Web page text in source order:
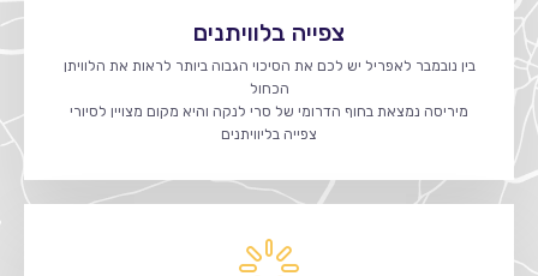
צפייה בלוויתנים
בין נובמבר לאפריל יש לכם את הסיכוי הגבוה ביותר לראות את הלוויתן
הכחול
מיריסה נמצאת בחוף הדרומי של סרי לנקה והיא מקום מצויין לסיורי
צפייה בליוויתנים